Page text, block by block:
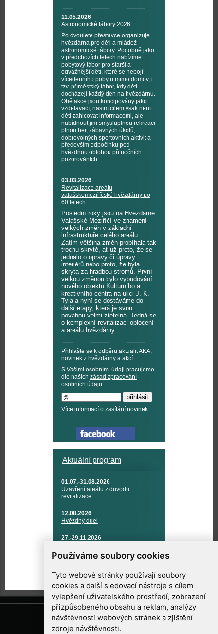
Používáme soubory cookies
Tyto webové stránky používají soubory
cookies a další sledovací nástroje s cílem
vylepšení uživatelského prostředí, zobrazení
přizpůsobeného obsahu a reklam, analýzy
návštěvnosti webových stránek a zjištění
zdroje návštěvnosti.
11.05.2026
Astronomické tábory 2026
Po dvouleté přestávce organizuje
hvězdárna pro děti a mládež
astronomické tábory. Podobně jako
v předchozích letech nabízíme
pobytový tábor pro starší a
odvážnější děti, které se nebojí
vícedenního pobytu mimo domov, i
tzv. příměstský tábor, kdy děti
docházejí každý den na hvězdárnu.
Obě akce jsou koncipovány jako
vzdělávací, naším cílem však není
děti zahlcovat informacemi, ale
nabídnout jim smysluplnou rekreaci
plnou her, zábavných úkolů,
dobrovolných sportovních aktivit a
především odpočinku pod
hvězdnou oblohou při nočních
pozorováních.
03.03.2026
Revitalizace areálu
valašskomeziříčské hvězdárny po
60 letech
Poslední roky jsou na Hvězdárně
Valašské Meziříčí ve znamení
velkých změn v základní
infrastruktuře celého areálu.
Zatím většina změn probíhala tak
trochu skrytě, ať už proto, že se
jednalo o opravy či úpravy
interiérů nebo proto, že byla
skryta za hradbou stromů. První
velkou změnou bylo vybudování
nového objektu Kulturního a
kreativního centra na ulici J. K.
Tyla a nyní se dostáváme do
další etapy, která je svou
povahou velmi zřetelná. Jedná se
o komplexní revitalizaci oplocení
a areálu hvězdárny.
Přihlašte se k odběru aktualit AKA,
novinek z hvězdárny a akcí:
S Vašimi osobními údaji pracujeme
dle našich zásad zpracování
osobních údajů.
Více informací o zasílání novinek
Aktuální program
01.07.-31.08.2026
Uzavření areálu z důvodu
revitalizace
12.08.2026
Hvězdný duel
27.-29.11.2026
TECHNIKA A KOSMICKÉ
TECHNOLOGIE